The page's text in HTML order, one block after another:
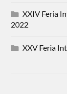
XXIV Feria
2022
XXV Feria